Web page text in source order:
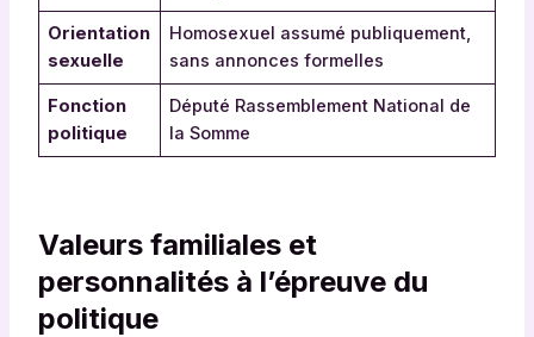
Orientation
sexuelle
Homosexuel assumé publiquement,
sans annonces formelles
Fonction
politique
Député Rassemblement National de
la Somme
Valeurs familiales et
personnalités à l’épreuve du
politique